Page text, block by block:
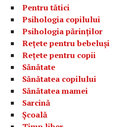
Pentru tătici
Psihologia copilului
Psihologia părinților
Rețete pentru bebeluși
Rețete pentru copii
Sănătate
Sănătatea copilului
Sănătatea mamei
Sarcină
Școală